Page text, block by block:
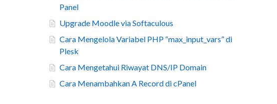
Panel
Upgrade Moodle via Softaculous
Cara Mengelola Variabel PHP “max_input_vars” di
Plesk
Cara Mengetahui Riwayat DNS/IP Domain
Cara Menambahkan A Record di cPanel